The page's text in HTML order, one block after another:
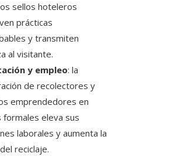
sellos hoteleros
prácticas
y transmiten
al visitante.
y empleo: la
de recolectores y
emprendedores en
formales eleva sus
laborales y aumenta la
reciclaje.